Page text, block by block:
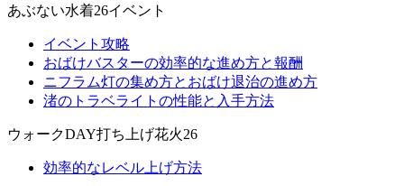
あぶない水着26イベント
イベント攻略
おばけバスターの効率的な進め方と報酬
ニフラム灯の集め方とおばけ退治の進め方
渚のトラベライトの性能と入手方法
ウォークDAY打ち上げ花火26
効率的なレベル上げ方法